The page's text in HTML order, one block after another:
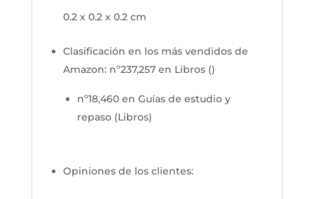
0.2 x 0.2 x 0.2 cm
Clasificación en los más vendidos de
Amazon: nº237,257 en Libros ()
nº18,460 en Guías de estudio y
repaso (Libros)
Opiniones de los clientes: